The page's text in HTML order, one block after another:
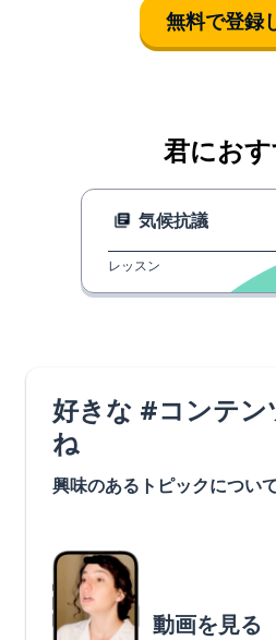
無料で登録
君にお
気候抗議
レッスン
好きな #コンテン
ね
興味のあるトピックについ
動画を見る